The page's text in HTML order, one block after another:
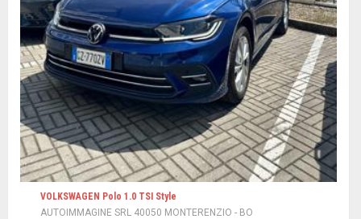
VOLKSWAGEN Polo 1.0 TSI Style
AUTOIMMAGINE SRL 40050 MONTERENZIO - BO